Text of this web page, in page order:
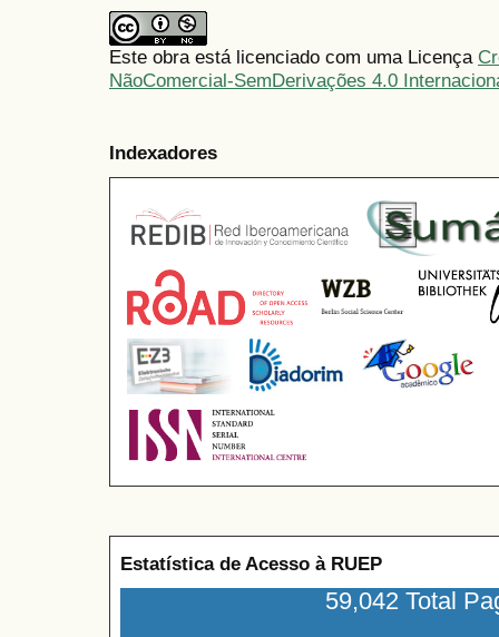
Este obra está licenciado com uma Licença
NãoComercial-SemDerivações 4.0
Indexadores
Estatística de Acesso à RUEP
59,042 Total